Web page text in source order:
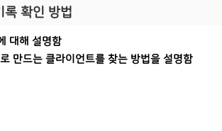
확인 방법
대해 설명함
만드는 클라이언트를 찾는 방법을 설명함